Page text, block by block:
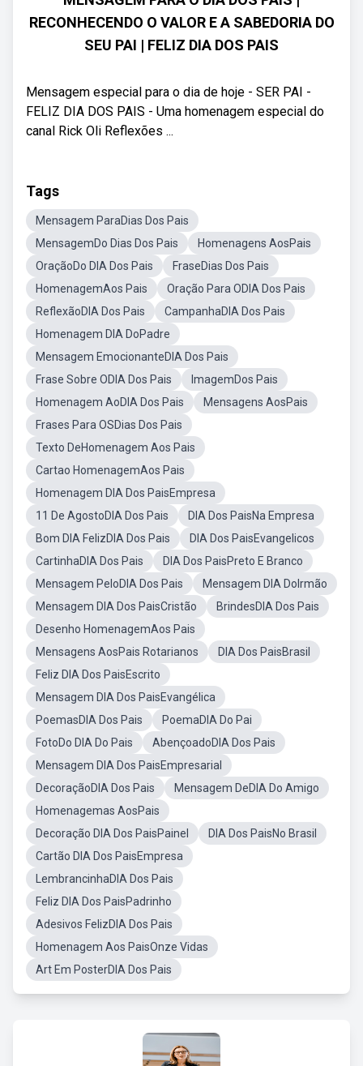
RECONHECENDO O VALOR E A SABEDORIA DO
SEU PAI | FELIZ DIA DOS PAIS
Mensagem especial para o dia de hoje - SER PAI -
FELIZ DIA DOS PAIS - Uma homenagem especial do
canal Rick Oli Reflexões ...
Tags
Mensagem ParaDias Dos Pais
MensagemDo Dias Dos Pais
Homenagens AosPais
OraçãoDo DIA Dos Pais
FraseDias Dos Pais
HomenagemAos Pais
Oração Para ODIA Dos Pais
ReflexãoDIA Dos Pais
CampanhaDIA Dos Pais
Homenagem DIA DoPadre
Mensagem EmocionanteDIA Dos Pais
Frase Sobre ODIA Dos Pais
ImagemDos Pais
Homenagem AoDIA Dos Pais
Mensagens AosPais
Frases Para OSDias Dos Pais
Texto DeHomenagem Aos Pais
Cartao HomenagemAos Pais
Homenagem DIA Dos PaisEmpresa
11 De AgostoDIA Dos Pais
DIA Dos PaisNa Empresa
Bom DIA FelizDIA Dos Pais
DIA Dos PaisEvangelicos
CartinhaDIA Dos Pais
DIA Dos PaisPreto E Branco
Mensagem PeloDIA Dos Pais
Mensagem DIA DoIrmão
Mensagem DIA Dos PaisCristão
BrindesDIA Dos Pais
Desenho HomenagemAos Pais
Mensagens AosPais Rotarianos
DIA Dos PaisBrasil
Feliz DIA Dos PaisEscrito
Mensagem DIA Dos PaisEvangélica
PoemasDIA Dos Pais
PoemaDIA Do Pai
FotoDo DIA Do Pais
AbençoadoDIA Dos Pais
Mensagem DIA Dos PaisEmpresarial
DecoraçãoDIA Dos Pais
Mensagem DeDIA Do Amigo
Homenagemas AosPais
Decoração DIA Dos PaisPainel
DIA Dos PaisNo Brasil
Cartão DIA Dos PaisEmpresa
LembrancinhaDIA Dos Pais
Feliz DIA Dos PaisPadrinho
Adesivos FelizDIA Dos Pais
Homenagem Aos PaisOnze Vidas
Art Em PosterDIA Dos Pais